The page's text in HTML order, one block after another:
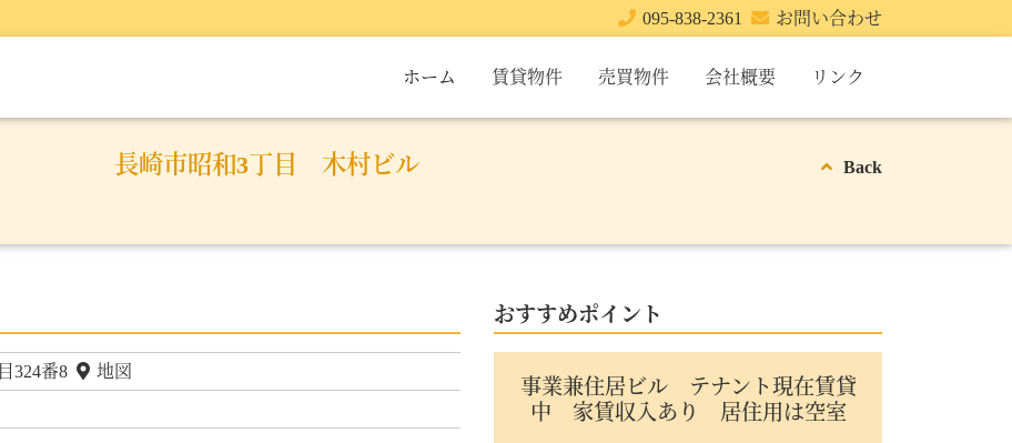
095-838-2361 お問い合わせ
ホーム (current)賃貸物件 売買物件 会社概要 リンク
長崎市昭和3丁目 木村ビル Back
324番8
地図
おすすめポイント
事業兼住居ビル テナント現在賃貸
中 家賃収入あり 居住用は空室